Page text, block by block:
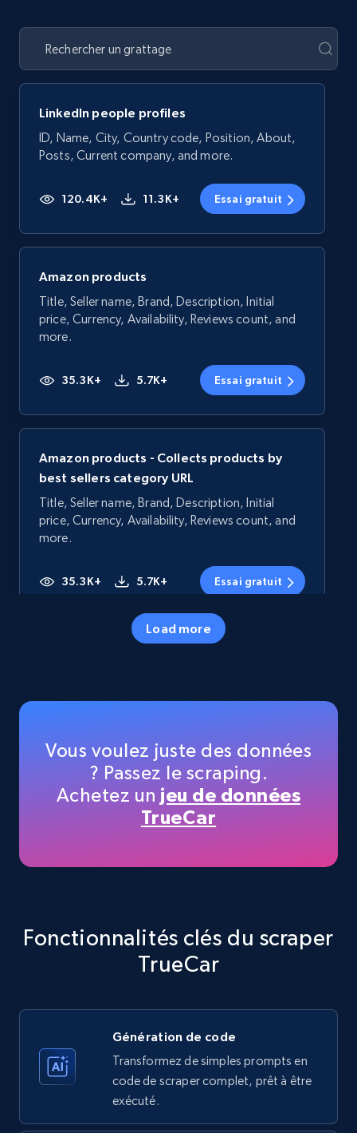
LinkedIn people profiles
ID, Name, City, Country code, Position, About,
Posts, Current company, and more.
120.4K+ 11.3K+ Essai gratuit
Amazon products
Title, Seller name, Brand, Description, Initial
price, Currency, Availability, Reviews count, and
more.
35.3K+ 5.7K+ Essai gratuit
Amazon products - Collects products by
best sellers category URL
Title, Seller name, Brand, Description, Initial
price, Currency, Availability, Reviews count, and
more.
35.3K+ 5.7K+ Essai gratuit
Title, Seller name, Brand, Description, Initial
35.3K+ 5.7K+ Essai gratuit
more.
Amazon products - find products by using
upc numbers
Title, Seller name, Brand, Description, Initial
price, Currency, Availability, Reviews count, and
Load more
Vous voulez juste des données
? Passez le scraping.
Achetez un jeu de données
TrueCar
Fonctionnalités clés du scraper
TrueCar
Génération de code
Transformez de simples prompts en
code de scraper complet, prêt à être
exécuté.